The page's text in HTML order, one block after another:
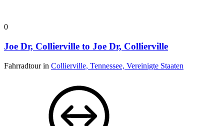
0
Joe Dr, Collierville to Joe Dr, Collierville
Fahrradtour in Collierville, Tennessee, Vereinigte Staaten